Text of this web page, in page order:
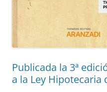
Publicada la 3ª
a la Ley Hipotecaria